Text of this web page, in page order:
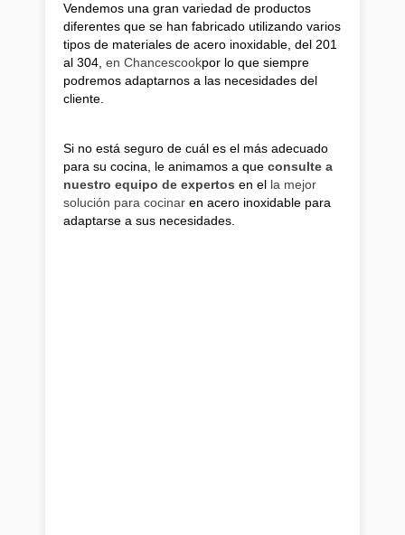
Vendemos una gran variedad de productos
diferentes que se han fabricado utilizando varios
tipos de materiales de acero inoxidable, del 201
al 304, en Chancescookpor lo que siempre
podremos adaptarnos a las necesidades del
cliente.
Si no está seguro de cuál es el más adecuado
para su cocina, le animamos a que consulte a
nuestro equipo de expertos en el la mejor
solución para cocinar en acero inoxidable para
adaptarse a sus necesidades.